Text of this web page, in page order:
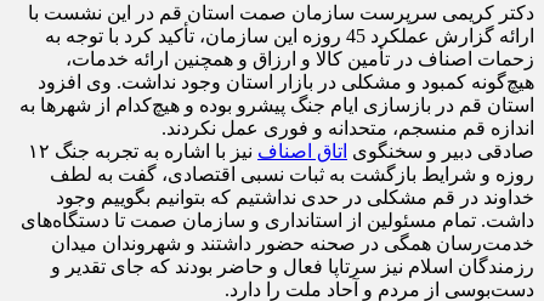
دکتر کریمی سرپرست سازمان صمت استان قم در این نشست با
ارائه گزارش عملکرد 45 روزه این سازمان، تأکید کرد با توجه به
زحمات اصناف در تأمین کالا و ارزاق و همچنین ارائه خدمات،
هیچ‌گونه کمبود و مشکلی در بازار استان وجود نداشت. وی افزود
استان قم در بازسازی ایام جنگ پیشرو بوده و هیچ‌کدام از شهرها به
اندازه قم منسجم، متحدانه و فوری عمل نکردند.
صادقی دبیر و سخنگوی اتاق اصناف
نیز با اشاره به تجربه جنگ ۱۲
روزه و شرایط بازگشت به ثبات نسبی اقتصادی، گفت به لطف
خداوند در قم مشکلی در حدی نداشتیم که بتوانیم بگوییم وجود
داشت. تمام مسئولین از استانداری و سازمان صمت تا دستگاه‌های
خدمت‌رسان همگی در صحنه حضور داشتند و شهروندان میدان
رزمندگان اسلام نیز سرتاپا فعال و حاضر بودند که جای تقدیر و
دست‌بوسی از مردم و آحاد ملت را دارد.